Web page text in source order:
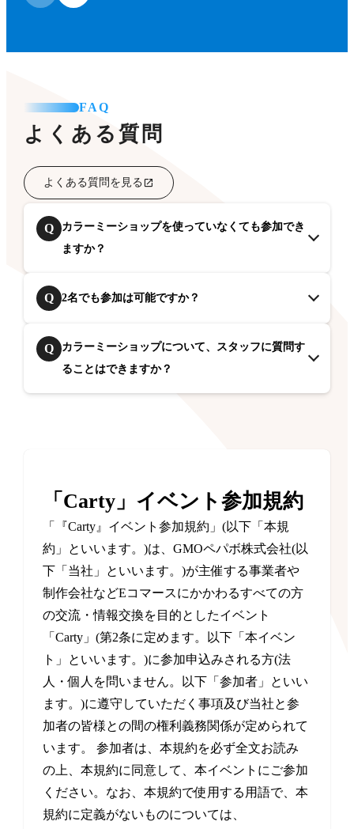
FAQ
よくある質問
よくある質問を見る
Q
カラーミーショップを使っていなくても参加でき
ますか？
Q 2名でも参加は可能ですか？
Q
カラーミーショップについて、スタッフに質問す
ることはできますか？
「Carty」イベント参加規約
「『Carty』イベント参加規約」(以下「本規
約」といいます。)は、GMOペパボ株式会社(以
下「当社」といいます。)が主催する事業者や
制作会社などEコマースにかかわるすべての方
の交流・情報交換を目的としたイベント
「Carty」(第2条に定めます。以下「本イベン
ト」といいます。)に参加申込みされる方(法
人・個人を問いません。以下「参加者」といい
ます。)に遵守していただく事項及び当社と参
加者の皆様との間の権利義務関係が定められて
います。 参加者は、本規約を必ず全文お読み
の上、本規約に同意して、本イベントにご参加
ください。なお、本規約で使用する用語で、本
規約に定義がないものについては、